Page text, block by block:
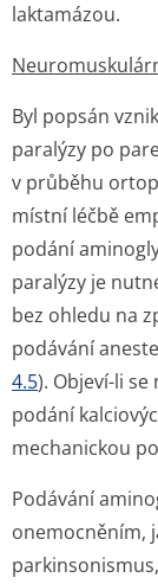
laktamázou.
Byl popsán
paralýzy po
v průběhu
místní léčbě
podání
paralýzy je
bez ohledu na
podávání
4.5). Objeví-li
podání
mechanickou
Podávání
onemocněním,